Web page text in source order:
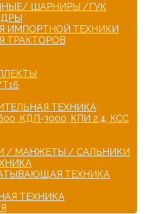
ШАРНИРЫ /ГУК
ИМПОРТНОЙ ТЕХНИКИ
ТРАКТОРОВ
ТЕХНИКА
КДП-3000, КПИ 2,4, КСС
/ МАНЖЕТЫ / САЛЬНИКИ
ТЕХНИКА
ТЕХНИКА